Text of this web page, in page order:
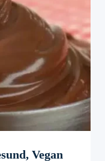
Vegan